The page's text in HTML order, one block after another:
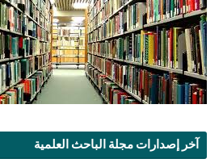
آخر إصدارات مجلة الباحث العلمية